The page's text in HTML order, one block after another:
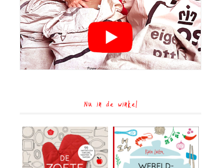
Nu in de winkel